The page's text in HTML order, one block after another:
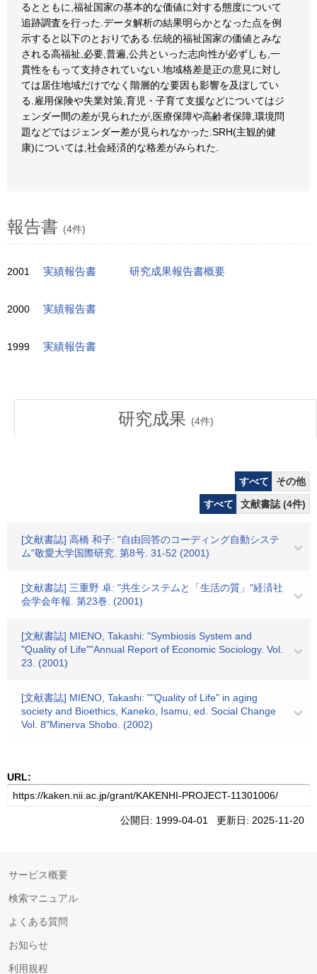
るとともに,福祉国家の基本的な価値に対する態度について
追跡調査を行った.データ解析の結果明らかとなった点を例
示すると以下のとおりである.伝統的福祉国家の価値とみな
される高福祉,必要,普遍,公共といった志向性が必ずしも,一
貫性をもって支持されていない.地域格差是正の意見に対し
ては居住地域だけでなく階層的な要因も影響を及ぼしてい
る.雇用保険や失業対策,育児・子育て支援などについてはジ
ェンダー間の差が見られたが,医療保障や高齢者保障,環境問
題などではジェンダー差が見られなかった.SRH(主観的健
康)については,社会経済的な格差がみられた.
報告書 (4件)
2001 実績報告書 研究成果報告書概要
2000 実績報告書
1999 実績報告書
研究成果 (4件)
すべて
その他
すべて
文献書誌 (4件)
[文献書誌] 高橋 和子: "自由回答のコーディング自動システ
ム"敬愛大学国際研究. 第8号. 31-52 (2001)
[文献書誌] 三重野 卓: "共生システムと「生活の質」"経済社
会学会年報. 第23巻. (2001)
[文献書誌] MIENO, Takashi: "Symbiosis System and
"Quality of Life""Annual Report of Economic Sociology. Vol.
23. (2001)
[文献書誌] MIENO, Takashi: ""Quality of Life" in aging
society and Bioethics, Kaneko, Isamu, ed. Social Change
Vol. 8"Minerva Shobo. (2002)
URL:
公開日: 1999-04-01 更新日: 2025-11-20
サービス概要
検索マニュアル
よくある質問
お知らせ
利用規程